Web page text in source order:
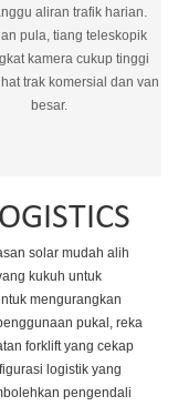
aliran trafik harian.
pula, tiang teleskopik
kamera cukup tinggi
trak komersial dan van
besar.
solar mudah alih
kukuh untuk
mengurangkan
pukal, reka
forklift yang cekap
logistik yang
pengendali